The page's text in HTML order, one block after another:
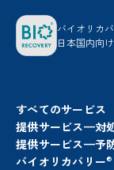
バイオリカ
日本国内向
すべてのサービス
提供サービス—対
提供サービス—予
バイオリカバリー®